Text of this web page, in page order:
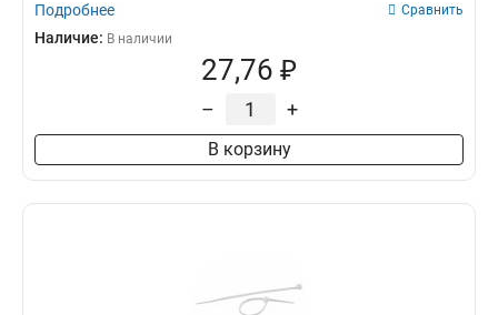
Подробнее Сравнить
Наличие: В наличии
27,76 ₽
– +
В корзину